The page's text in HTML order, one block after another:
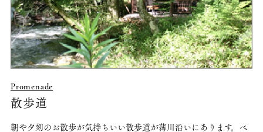
Promenade
散歩道
朝や夕刻のお散歩が気持ちいい散歩道が薄川沿いにあります。ベ